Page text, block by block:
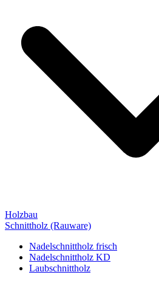
Holzbau
Schnittholz (Rauware)
Nadelschnittholz frisch
Nadelschnittholz KD
Laubschnittholz